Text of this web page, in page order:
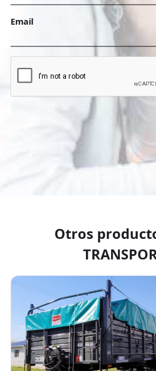
Email
Otros